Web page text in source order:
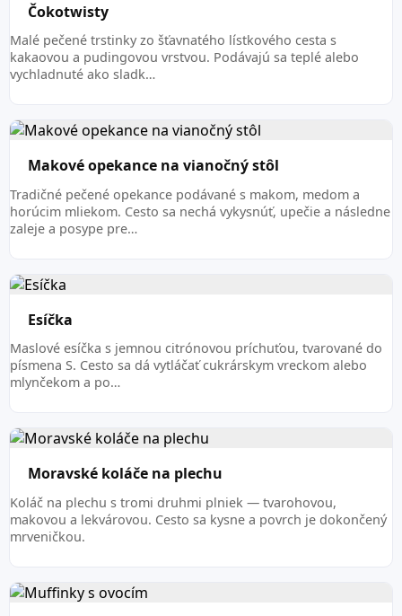
Čokotwisty
Malé pečené trstinky zo šťavnatého lístkového cesta s
kakaovou a pudingovou vrstvou. Podávajú sa teplé alebo
vychladnuté ako sladk…
Makové opekance na vianočný stôl
Tradičné pečené opekance podávané s makom, medom a
horúcim mliekom. Cesto sa nechá vykysnúť, upečie a následne
zaleje a posype pre…
Esíčka
Maslové esíčka s jemnou citrónovou príchuťou, tvarované do
písmena S. Cesto sa dá vytláčať cukrárskym vreckom alebo
mlynčekom a po…
Moravské koláče na plechu
Koláč na plechu s tromi druhmi plniek — tvarohovou,
makovou a lekvárovou. Cesto sa kysne a povrch je dokončený
mrveničkou.